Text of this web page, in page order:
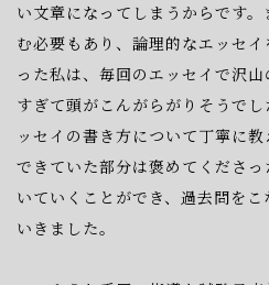
い文章になってしまうからです。
む必要もあ り、論理的なエッセイ
った私は、毎回のエッセイで沢山
すぎて頭がこんがらがりそうでし
ッセイの書き方について丁寧に教
できていた部分は褒めてくださっ
いていくことができ、過去問をこ
いきました。